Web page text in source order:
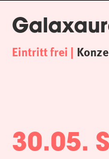
Eintritt frei
30.05.